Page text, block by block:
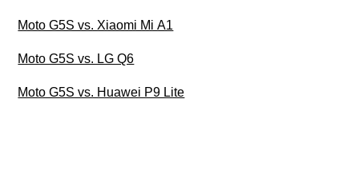
Moto G5S vs. Xiaomi Mi A1
Moto G5S vs. LG Q6
Moto G5S vs. Huawei P9 Lite